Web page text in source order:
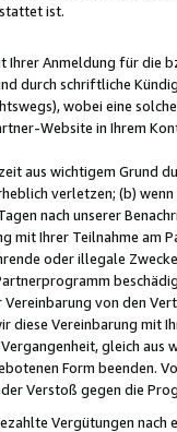
ist.
Anmeldung für die
durch schriftliche
wobei eine
Website in Ihrem
aus wichtigem Grund
verletzen; (b)
nach unserer
mit Ihrer Teilnahme am
oder illegale
Vereinbarung von den
Vereinbarung mit
gleich
Form beenden.
Verstoß gegen die
Vergütungen